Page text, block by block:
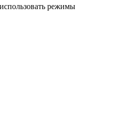
режимы